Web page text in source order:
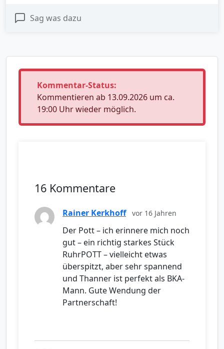
Sag was dazu
Kommentar-Status:
Kommentieren ab 13.09.2026 um ca.
19:00 Uhr wieder möglich.
16 Kommentare
Rainer Kerkhoff vor 16 Jahren
Der Pott – ich erinnere mich noch
gut – ein richtig starkes Stück
RuhrPOTT – vielleicht etwas
überspitzt, aber sehr spannend
und Thanner ist perfekt als BKA-
Mann. Gute Wendung der
Partnerschaft!